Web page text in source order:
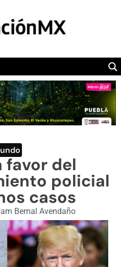
SECTION
favor del
policial
casos
Bernal Avendaño